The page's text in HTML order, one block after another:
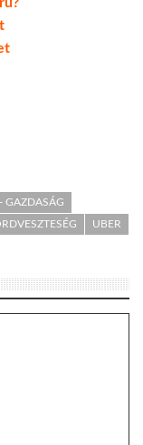
GAZDASÁG
UBER